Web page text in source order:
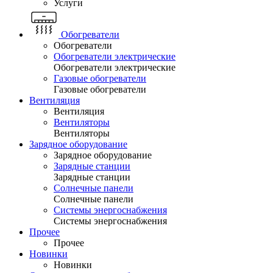
Услуги
Обогреватели
Обогреватели
Обогреватели электрические
Обогреватели электрические
Газовые обогреватели
Газовые обогреватели
Вентиляция
Вентиляция
Вентиляторы
Вентиляторы
Зарядное оборудование
Зарядное оборудование
Зарядные станции
Зарядные станции
Солнечные панели
Солнечные панели
Системы энергоснабжения
Системы энергоснабжения
Прочее
Прочее
Новинки
Новинки